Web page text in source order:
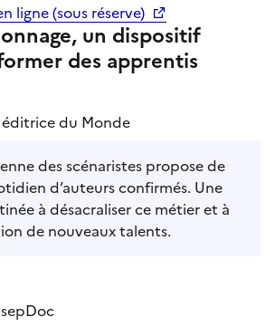
ligne (sous réserve)
un dispositif
des apprentis
du Monde
des scénaristes propose de
d’auteurs confirmés. Une
à désacraliser ce métier et à
de nouveaux talents.